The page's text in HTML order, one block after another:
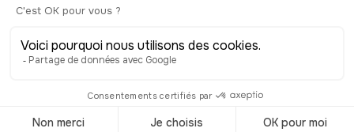
pour construire une route et revendre
rachetée par le curé Sorin, qui décide
de la restaurer plutôt que de la
refaite en 1913, trois ans après
l’inscription du bâtiment au titre des